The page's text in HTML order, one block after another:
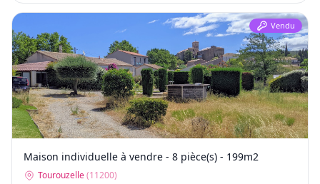
Vendu
Maison individuelle à vendre - 8 pièce(s) - 199m2
Tourouzelle(11200)